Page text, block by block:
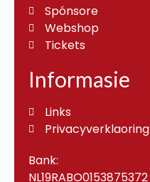
Spónsore
Webshop
Tickets
Informasie
Links
Privacyverklaoring
Bank:
NL19RABO0153875372